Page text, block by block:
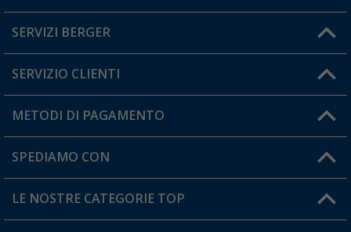
Hai una domanda?
SERVIZI BERGER
Diventare rivenditori
Il mio Account
Carta fedeltà Berger
SERVIZIO CLIENTI
Informazioni sulla spedizione
Resi
FAQ e Contatti
METODI DI PAGAMENTO
SPEDIAMO CON
LE NOSTRE CATEGORIE TOP